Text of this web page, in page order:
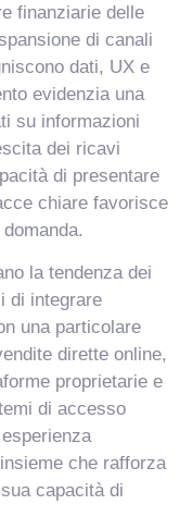
finanziarie delle
di canali
dati, UX e
evidenzia una
su informazioni
dei ricavi
di presentare
chiare favorisce
la tendenza dei
di integrare
una particolare
dirette online,
proprietarie e
di accesso
che rafforza
capacità di
AI Agent
In